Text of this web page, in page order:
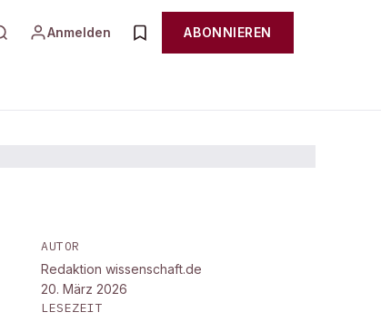
Anmelden ABONNIEREN
AUTOR
Redaktion wissenschaft.de
20. März 2026
LESEZEIT